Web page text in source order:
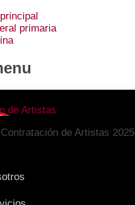
primaria
de Artistas
de Artistas 2025